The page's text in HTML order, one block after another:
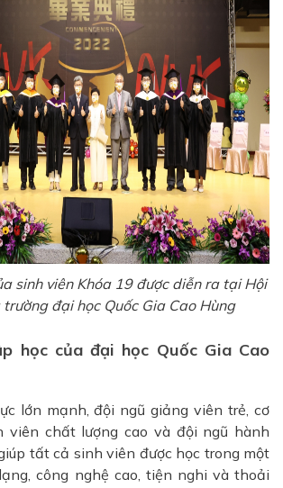
sinh viên Khóa 19 được diễn ra tại Hội
đại học Quốc Gia Cao Hùng
học của đại học Quốc Gia Cao
lớn mạnh, đội ngũ giảng viên trẻ, cơ
viên chất lượng cao và đội ngũ hành
tất cả sinh viên được học trong một
công nghệ cao, tiện nghi và thoải